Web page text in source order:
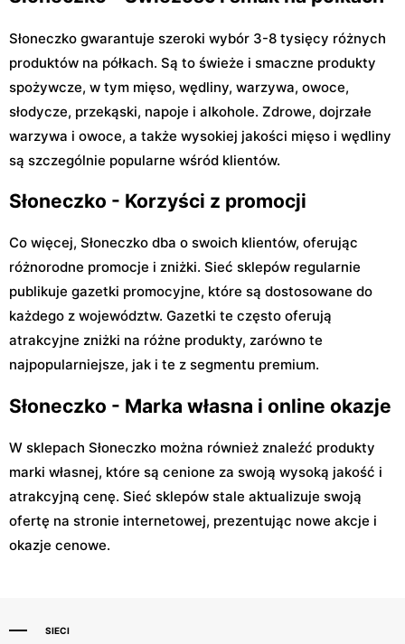
Słoneczko gwarantuje szeroki wybór 3-8 tysięcy różnych
produktów na półkach. Są to świeże i smaczne produkty
spożywcze, w tym mięso, wędliny, warzywa, owoce,
słodycze, przekąski, napoje i alkohole. Zdrowe, dojrzałe
warzywa i owoce, a także wysokiej jakości mięso i wędliny
są szczególnie popularne wśród klientów.
Słoneczko - Korzyści z promocji
Co więcej, Słoneczko dba o swoich klientów, oferując
różnorodne promocje i zniżki. Sieć sklepów regularnie
publikuje gazetki promocyjne, które są dostosowane do
każdego z województw. Gazetki te często oferują
atrakcyjne zniżki na różne produkty, zarówno te
najpopularniejsze, jak i te z segmentu premium.
Słoneczko - Marka własna i online okazje
W sklepach Słoneczko można również znaleźć produkty
marki własnej, które są cenione za swoją wysoką jakość i
atrakcyjną cenę. Sieć sklepów stale aktualizuje swoją
ofertę na stronie internetowej, prezentując nowe akcje i
okazje cenowe.
SIECI